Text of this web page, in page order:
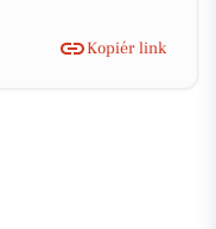
Kopiér link